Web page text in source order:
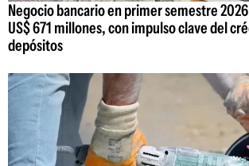
Negocio bancario en primer semestre
US$ 671 millones, con impulso clave del
depósitos